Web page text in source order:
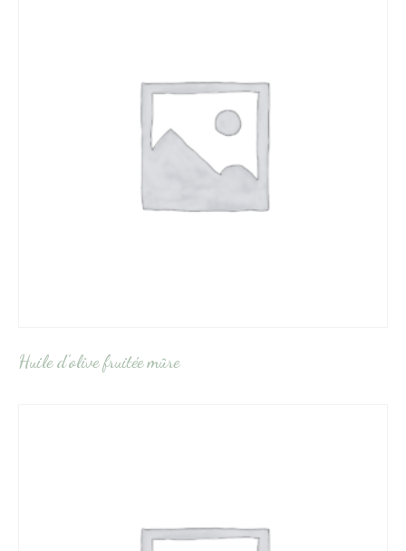
Huile d’olive fruitée mûre